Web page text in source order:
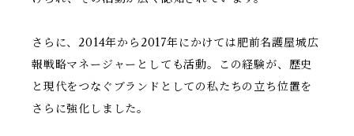
さらに、2014年から2017年にかけては肥前名護屋城広
報戦略マネージャーとしても活動。この経験が、歴史
と現代をつなぐブランドとしての私たちの立ち位置を
さらに強化しました。